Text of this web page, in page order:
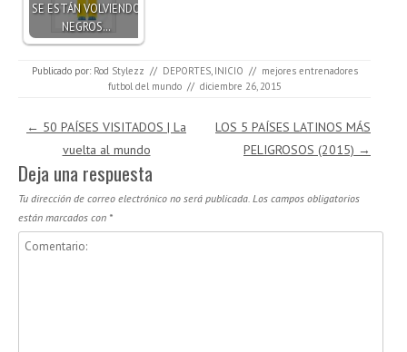
SE ESTÁN VOLVIENDO
NEGROS…
Publicado por: Rod Stylezz // DEPORTES, INICIO // mejores entrenadores
futbol del mundo // diciembre 26, 2015
Navegación de entradas
← 50 PAÍSES VISITADOS | La
vuelta al mundo
LOS 5 PAÍSES LATINOS MÁS
PELIGROSOS (2015) →
Deja una respuesta
Tu dirección de correo electrónico no será publicada. Los campos obligatorios
están marcados con *